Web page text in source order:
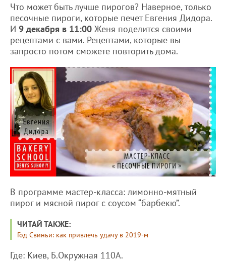
Что может быть лучше пирогов? Наверное, только
песочные пироги, которые печет Евгения Дидора.
И 9 декабря в 11:00 Женя поделится своими
рецептами с вами. Рецептами, которые вы
запросто потом сможете повторить дома.
В программе мастер-класса: лимонно-мятный
пирог и мясной пирог с соусом “барбекю”.
ЧИТАЙ ТАКЖЕ:
Год Свиньи: как привлечь удачу в 2019-м
Где: Киев, Б.Окружная 110А.